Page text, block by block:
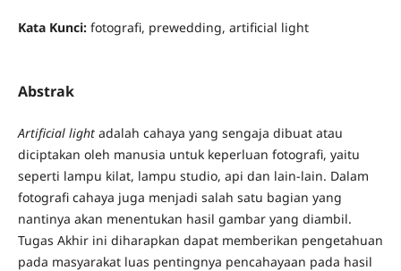
Kata Kunci: fotografi, prewedding, artificial light
Abstrak
Artificial lightadalah cahaya yang sengaja dibuat atau
diciptakan oleh manusia untuk keperluan fotografi, yaitu
seperti lampu kilat, lampu studio, api dan lain-lain. Dalam
fotografi cahaya juga menjadi salah satu bagian yang
nantinya akan menentukan hasil gambar yang diambil.
Tugas Akhir ini diharapkan dapat memberikan pengetahuan
pada masyarakat luas pentingnya pencahayaan pada hasil